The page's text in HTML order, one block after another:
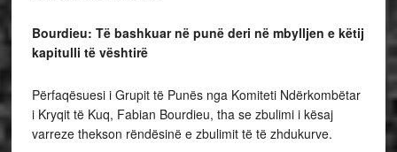
Bourdieu: Të bashkuar në punë deri në mbylljen e këtij
kapitulli të vështirë
Përfaqësuesi i Grupit të Punës nga Komiteti Ndërkombëtar
i Kryqit të Kuq, Fabian Bourdieu, tha se zbulimi i kësaj
varreze thekson rëndësinë e zbulimit të të zhdukurve.